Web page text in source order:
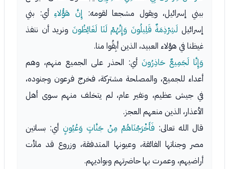
ببني إسرائيل، ويقول مشجعا لقومه: إِنَّ هَؤُلاءِ أي: بني
إسرائيل لَشِرْذِمَةٌ قَلِيلُونَ وَإِنَّهُمْ لَنَا لَغَائِظُونَ ونريد أن ننفذ
غيظنا في هؤلاء العبيد، الذين أبِقُوا منا.
وَإِنَّا لَجَمِيعٌ حَاذِرُونَ أي: الحذر على الجميع منهم، وهم
أعداء للجميع، والمصلحة مشتركة، فخرج فرعون وجنوده،
في جيش عظيم، ونفير عام، لم يتخلف منهم سوى أهل
الأعذار، الذين منعهم العجز.
قال الله تعالى: فَأَخْرَجْنَاهُمْ مِنْ جَنَّاتٍ وَعُيُونٍ أي: بساتين
مصر وجناتها الفائقة، وعيونها المتدفقة، وزروع قد ملأت
أراضيهم، وعمرت بها حاضرتهم وبواديهم.